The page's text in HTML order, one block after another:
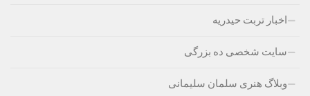
اخبار تربت حیدریه
سایت شخصی ده بزرگی
وبلاگ هنری سلمان سلیمانی